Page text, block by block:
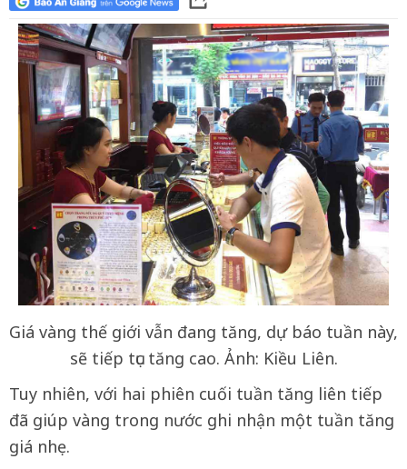
Giá vàng thế giới vẫn đang tăng, dự báo tuần này,
sẽ tiếp tục tăng cao. Ảnh: Kiều Liên.
Tuy nhiên, với hai phiên cuối tuần tăng liên tiếp
đã giúp vàng trong nước ghi nhận một tuần tăng
giá nhẹ.